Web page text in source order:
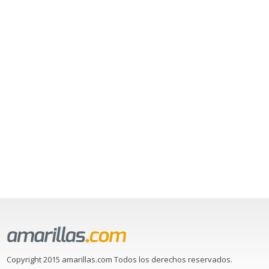
Copyright 2015 amarillas.com Todos los derechos reservados.